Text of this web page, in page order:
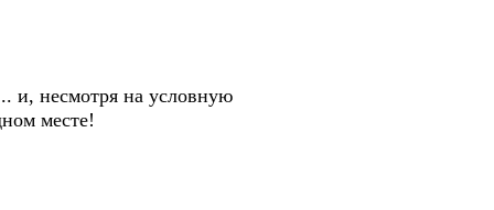
и, несмотря на условную
месте!